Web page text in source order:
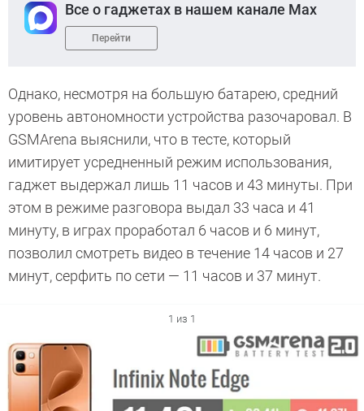
Все о гаджетах в нашем канале Max
Перейти
Однако, несмотря на большую батарею, средний
уровень автономности устройства разочаровал. В
GSMArena выяснили, что в тесте, который
имитирует усредненный режим использования,
гаджет выдержал лишь 11 часов и 43 минуты. При
этом в режиме разговора выдал 33 часа и 41
минуту, в играх проработал 6 часов и 6 минут,
позволил смотреть видео в течение 14 часов и 27
минут, серфить по сети — 11 часов и 37 минут.
1 из 1